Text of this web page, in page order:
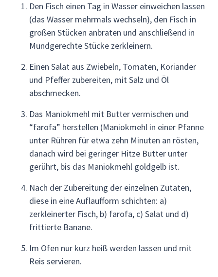
Den Fisch einen Tag in Wasser einweichen lassen
(das Wasser mehrmals wechseln), den Fisch in
großen Stücken anbraten und anschließend in
Mundgerechte Stücke zerkleinern.
Einen Salat aus Zwiebeln, Tomaten, Koriander
und Pfeffer zubereiten, mit Salz und Öl
abschmecken.
Das Maniokmehl mit Butter vermischen und
“farofa” herstellen (Maniokmehl in einer Pfanne
unter Rühren für etwa zehn Minuten an rösten,
danach wird bei geringer Hitze Butter unter
gerührt, bis das Maniokmehl goldgelb ist.
Nach der Zubereitung der einzelnen Zutaten,
diese in eine Auflaufform schichten: a)
zerkleinerter Fisch, b) farofa, c) Salat und d)
frittierte Banane.
Im Ofen nur kurz heiß werden lassen und mit
Reis servieren.